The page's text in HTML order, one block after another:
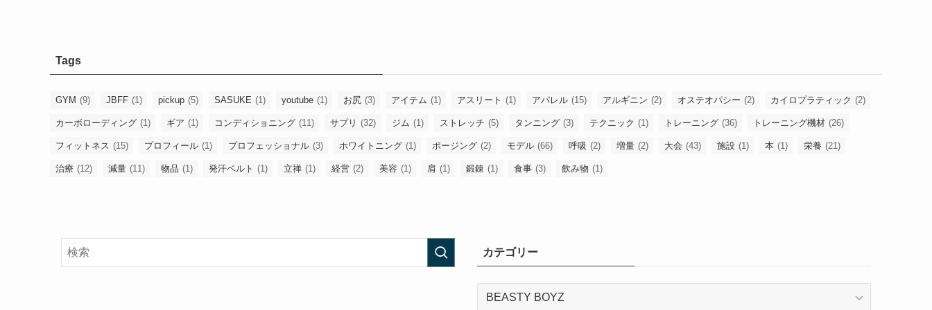
Tags
GYM (9) JBFF (1) pickup (5) SASUKE (1) youtube (1) お尻 (3) アイテム (1) アスリート (1) アパレル (15) アルギニン (2) オステオパシー (2) カイロプラティック (2)
カーボローディング (1) ギア (1) コンディショニング (11) サプリ (32) ジム (1) ストレッチ (5) タンニング (3) テクニック (1) トレーニング (36) トレーニング機材 (26)
フィットネス (15) プロフィール (1) プロフェッショナル (3) ホワイトニング (1) ポージング (2) モデル (66) 呼吸 (2) 増量 (2) 大会 (43) 施設 (1) 本 (1) 栄養 (21)
治療 (12) 減量 (11) 物品 (1) 発汗ベルト (1) 立禅 (1) 経営 (2) 美容 (1) 肩 (1) 鍛錬 (1) 食事 (3) 飲み物 (1)
カテゴリー
カ